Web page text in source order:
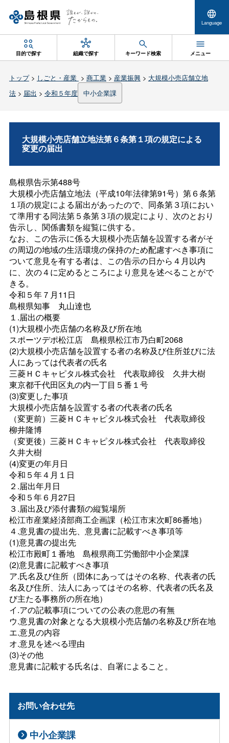
Language
目的で探す 組織で探す キーワード検索 メニュー
トップ> しごと・産業 > 商工業> 産業振興> 大規模小売店舗立地
法> 届出 > 令和５年度 中小企業課
大規模小売店舗立地法第６条第１項の規定による
変更の届出
島根県告示第488号
大規模小売店舗立地法（平成10年法律第91号）第６条第
１項の規定による届出があったので、同条第３項におい
て準用する同法第５条第３項の規定により、次のとおり
告示し、関係書類を縦覧に供する。
なお、この告示に係る大規模小売店舗を設置する者がそ
の周辺の地域の生活環境の保持のため配慮すべき事項に
ついて意見を有する者は、この告示の日から４月以内
に、次の４に定めるところにより意見を述べることがで
きる。
令和５年７月11日
島根県知事 丸山達也
１.届出の概要
(1)大規模小売店舗の名称及び所在地
スポーツデポ松江店 島根県松江市乃白町2068
(2)大規模小売店舗を設置する者の名称及び住所並びに法
人にあっては代表者の氏名
三菱ＨＣキャピタル株式会社 代表取締役 久井大樹
東京都千代田区丸の内一丁目５番１号
(3)変更した事項
大規模小売店舗を設置する者の代表者の氏名
（変更前）三菱ＨＣキャピタル株式会社 代表取締役
柳井隆博
（変更後）三菱ＨＣキャピタル株式会社 代表取締役
久井大樹
(4)変更の年月日
令和５年４月１日
２.届出年月日
令和５年６月27日
３.届出及び添付書類の縦覧場所
松江市産業経済部商工企画課（松江市末次町86番地）
４.意見書の提出先、意見書に記載すべき事項等
(1)意見書の提出先
松江市殿町１番地 島根県商工労働部中小企業課
(2)意見書に記載すべき事項
ア.氏名及び住所（団体にあってはその名称、代表者の氏
名及び住所、法人にあってはその名称、代表者の氏名及
び主たる事務所の所在地）
イ.アの記載事項についての公表の意思の有無
ウ.意見書の対象となる大規模小売店舗の名称及び所在地
エ.意見の内容
オ.意見を述べる理由
(3)その他
意見書に記載する氏名は、自署によること。
お問い合わせ先
中小企業課